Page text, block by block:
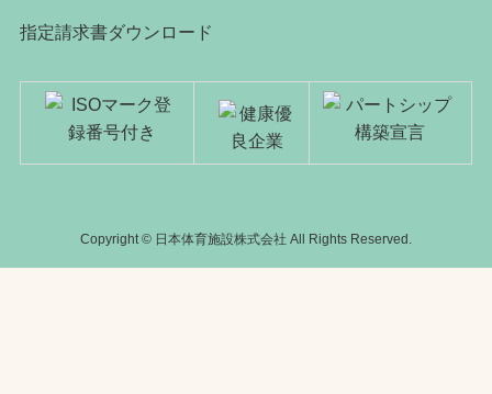
指定請求書ダウンロード
Copyright © 日本体育施設株式会社 All Rights Reserved.